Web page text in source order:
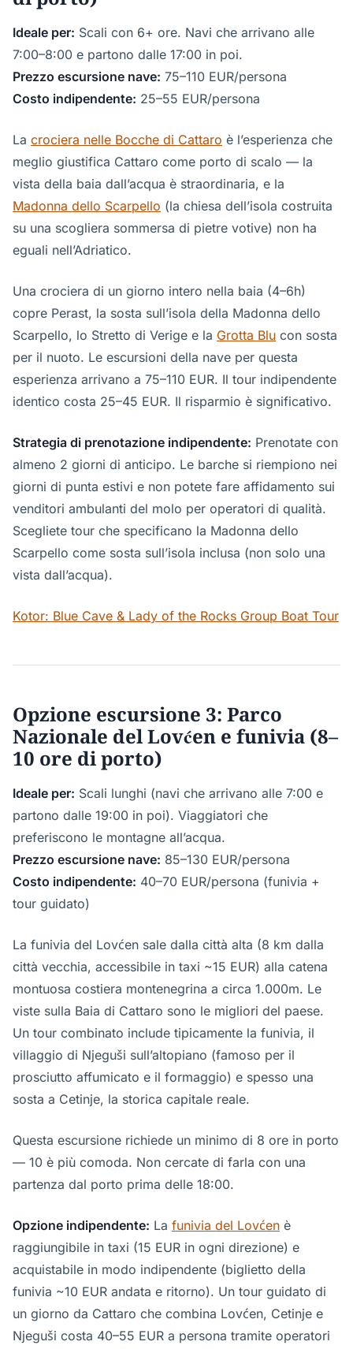
Ideale per: Scali con 6+ ore. Navi che arrivano alle
7:00–8:00 e partono dalle 17:00 in poi.
Prezzo escursione nave: 75–110 EUR/persona
Costo indipendente: 25–55 EUR/persona
La crociera nelle Bocche di Cattaro è l’esperienza che
meglio giustifica Cattaro come porto di scalo — la
vista della baia dall’acqua è straordinaria, e la
Madonna dello Scarpello (la chiesa dell’isola costruita
su una scogliera sommersa di pietre votive) non ha
eguali nell’Adriatico.
Una crociera di un giorno intero nella baia (4–6h)
copre Perast, la sosta sull’isola della Madonna dello
Scarpello, lo Stretto di Verige e la Grotta Blu con sosta
per il nuoto. Le escursioni della nave per questa
esperienza arrivano a 75–110 EUR. Il tour indipendente
identico costa 25–45 EUR. Il risparmio è significativo.
Strategia di prenotazione indipendente: Prenotate con
almeno 2 giorni di anticipo. Le barche si riempiono nei
giorni di punta estivi e non potete fare affidamento sui
venditori ambulanti del molo per operatori di qualità.
Scegliete tour che specificano la Madonna dello
Scarpello come sosta sull’isola inclusa (non solo una
vista dall’acqua).
Kotor: Blue Cave & Lady of the Rocks Group Boat Tour
Opzione escursione 3: Parco
Nazionale del Lovćen e funivia (8–
10 ore di porto)
Ideale per: Scali lunghi (navi che arrivano alle 7:00 e
partono dalle 19:00 in poi). Viaggiatori che
preferiscono le montagne all’acqua.
Prezzo escursione nave: 85–130 EUR/persona
Costo indipendente: 40–70 EUR/persona (funivia +
tour guidato)
La funivia del Lovćen sale dalla città alta (8 km dalla
città vecchia, accessibile in taxi ~15 EUR) alla catena
montuosa costiera montenegrina a circa 1.000m. Le
viste sulla Baia di Cattaro sono le migliori del paese.
Un tour combinato include tipicamente la funivia, il
villaggio di Njeguši sull’altopiano (famoso per il
prosciutto affumicato e il formaggio) e spesso una
sosta a Cetinje, la storica capitale reale.
Questa escursione richiede un minimo di 8 ore in porto
— 10 è più comoda. Non cercate di farla con una
partenza dal porto prima delle 18:00.
Opzione indipendente: La funivia del Lovćen è
raggiungibile in taxi (15 EUR in ogni direzione) e
acquistabile in modo indipendente (biglietto della
funivia ~10 EUR andata e ritorno). Un tour guidato di
un giorno da Cattaro che combina Lovćen, Cetinje e
Njeguši costa 40–55 EUR a persona tramite operatori